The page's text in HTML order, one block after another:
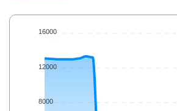
16000
12000
8000